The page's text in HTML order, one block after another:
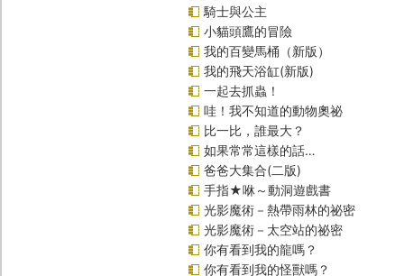
騎士與公主
小貓頭鷹的冒險
我的百變馬桶（新版）
我的飛天浴缸(新版)
一起去抓蟲！
哇！我不知道的動物奧祕
比一比，誰最大？
如果常常這樣的話…
爸爸大集合(二版)
手指★咻～動洞遊戲書
光影魔術－熱帶雨林的祕密
光影魔術－太空站的祕密
你有看到我的龍嗎？
你有看到我的怪獸嗎？